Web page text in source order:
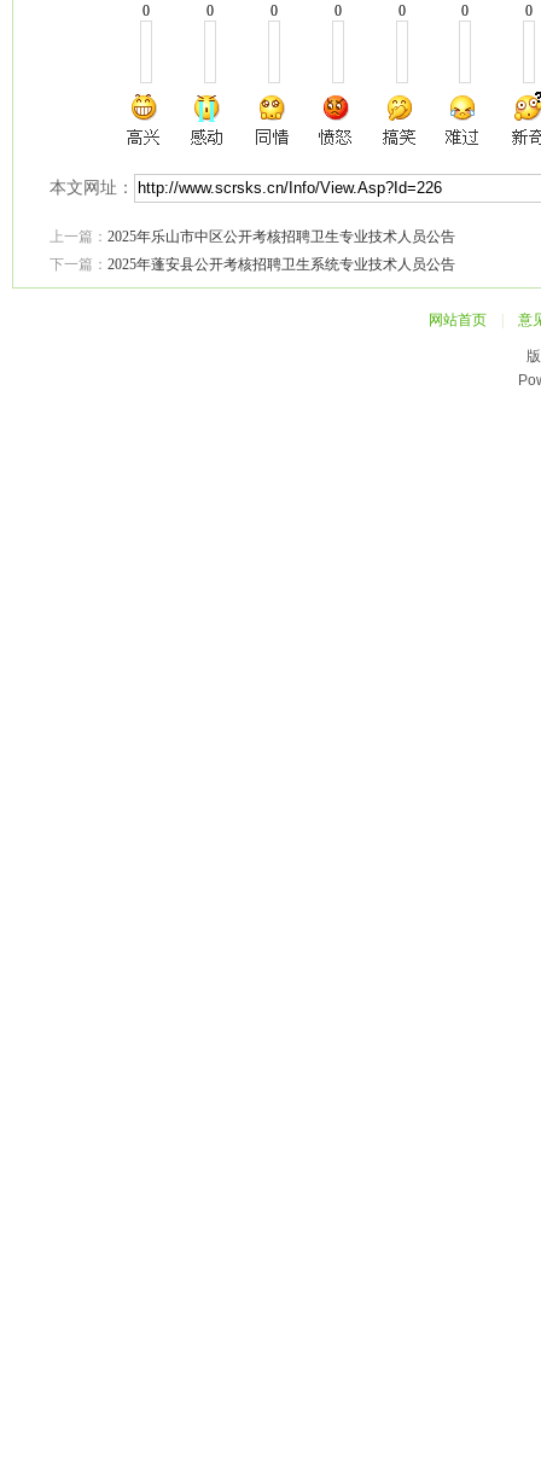
0 0 0 0 0 0 0
本文网址：
上一篇： 2025年乐山市中区公开考核招聘卫生专业技术人员公告
下一篇： 2025年蓬安县公开考核招聘卫生系统专业技术人员公告
网站首页 意